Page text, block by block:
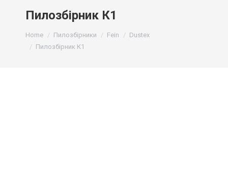
Пилозбірник К1
You are here:
Home Пилозбірники Fein
Dustex
Пилозбірник К1